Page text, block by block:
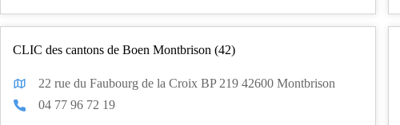
CLIC des cantons de Boen Montbrison (42)
22 rue du Faubourg de la Croix BP 219 42600 Montbrison
04 77 96 72 19